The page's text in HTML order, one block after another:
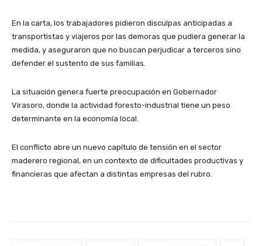
En la carta, los trabajadores pidieron disculpas anticipadas a
transportistas y viajeros por las demoras que pudiera generar la
medida, y aseguraron que no buscan perjudicar a terceros sino
defender el sustento de sus familias.
La situación genera fuerte preocupación en Gobernador
Virasoro, donde la actividad foresto-industrial tiene un peso
determinante en la economía local.
El conflicto abre un nuevo capítulo de tensión en el sector
maderero regional, en un contexto de dificultades productivas y
financieras que afectan a distintas empresas del rubro.